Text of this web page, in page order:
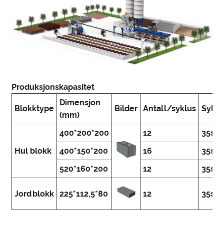
Produksjonskapasitet
Blokktype
Dimensjon
(mm)
Bilder Antall/syklus
Hul blokk
400*200*200 12
35s
400*150*200
16
35s
520*160*200
12 35s
Jordblokk 225*112,5*80 12 35s